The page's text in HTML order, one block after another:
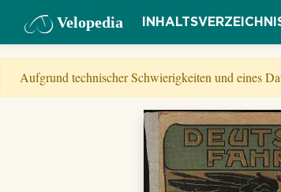
Velopedia
Aufgrund technischer Schwierigkeiten und eines